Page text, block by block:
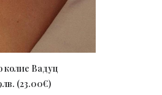
колие Вадуц
лв. (23.00€)